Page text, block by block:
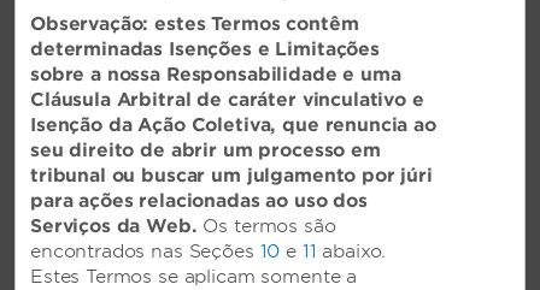
quer que esteja. Dê uma olhada em nossas adições
mais recentes para saber onde será sua próxima
aventura Wyndham.
Observação: estes Termos contêm
determinadas Isenções e Limitações
sobre a nossa Responsabilidade e uma
Cláusula Arbitral de caráter vinculativo e
Isenção da Ação Coletiva, que renuncia ao
seu direito de abrir um processo em
tribunal ou buscar um julgamento por júri
para ações relacionadas ao uso dos
Serviços da Web. Os termos são
encontrados nas Seções 10 e 11 abaixo.
Estes Termos se aplicam somente a